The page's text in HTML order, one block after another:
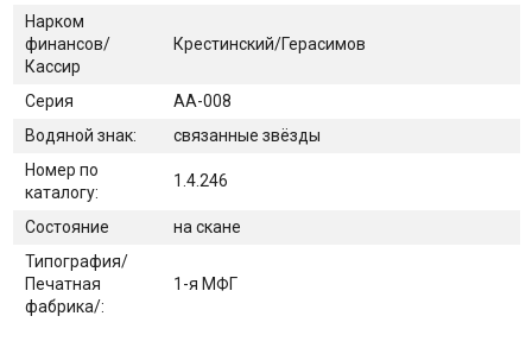
Нарком
финансов/
Кассир
Крестинский/Герасимов
Серия
АА-008
Водяной знак:
связанные звёзды
Номер по
каталогу:
1.4.246
Состояние
на скане
Типография/
Печатная
фабрика/:
1-я МФГ